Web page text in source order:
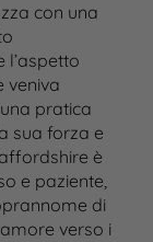
con una
l’aspetto
veniva
pratica
sua forza e
è
e paziente,
di
verso i